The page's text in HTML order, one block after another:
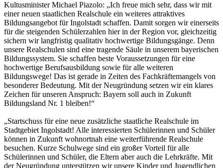
Kultusminister Michael Piazolo: „Ich freue mich sehr, dass wir mit
einer neuen staatlichen Realschule ein weiteres attraktives
Bildungsangebot für Ingolstadt schaffen. Damit sorgen wir einerseits
für die steigenden Schülerzahlen hier in der Region vor, gleichzeitig
sichern wir langfristig qualitativ hochwertige Bildungsgänge. Denn
unsere Realschulen sind eine tragende Säule in unserem bayerischen
Bildungssystem. Sie schaffen beste Voraussetzungen für eine
hochwertige Berufsausbildung sowie für alle weiteren
Bildungswege! Das ist gerade in Zeiten des Fachkräftemangels von
besonderer Bedeutung. Mit der Neugründung setzen wir ein klares
Zeichen für unseren Anspruch: Bayern soll auch in Zukunft
Bildungsland Nr. 1 bleiben!“
„Startschuss für eine neue zusätzliche staatliche Realschule im
Stadtgebiet Ingolstadt! Alle interessierten Schülerinnen und Schüler
können in Zukunft wohnortnah eine weiterführende Realschule
besuchen. Kurze Schulwege sind ein großer Vorteil für alle
Schülerinnen und Schüler, die Eltern aber auch die Lehrkräfte. Mit
der Neugründung unterstützen wir unsere Kinder und Jugendlichen